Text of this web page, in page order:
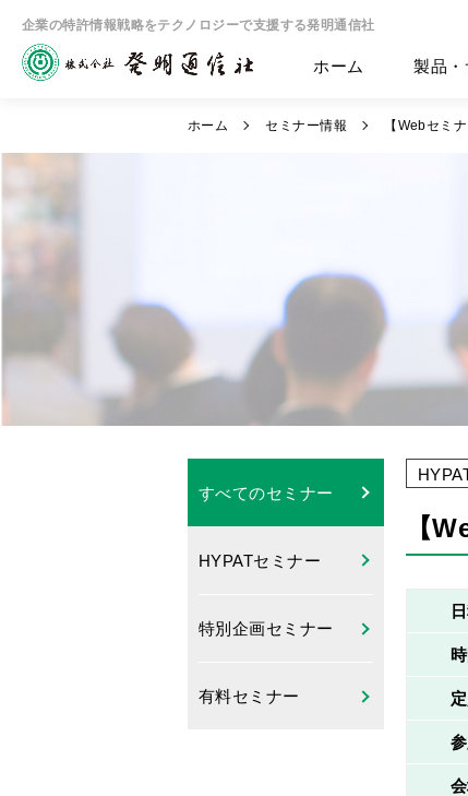
企業の特許情報戦略をテクノロジーで支援する発明通信社
ホーム 製品・
ホーム セミナー情報 【Webセミ
すべてのセミナー
HYPATセミナー
特別企画セミナー
有料セミナー
【